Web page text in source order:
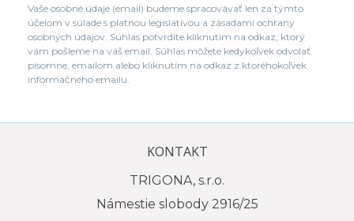
Vaše osobné údaje (email) budeme spracovávať len za týmto
účelom v súlade s platnou legislatívou a zásadami ochrany
osobných údajov. Súhlas potvrdíte kliknutím na odkaz, ktorý
vám pošleme na váš email. Súhlas môžete kedykoľvek odvolať
písomne, emailom alebo kliknutím na odkaz z ktoréhokoľvek
informačného emailu.
KONTAKT
TRIGONA, s.r.o.
Námestie slobody 2916/25